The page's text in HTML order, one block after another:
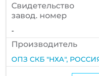
Cвидетельство
завод. номер
-
Производитель
ОПЗ СКБ "НХА",